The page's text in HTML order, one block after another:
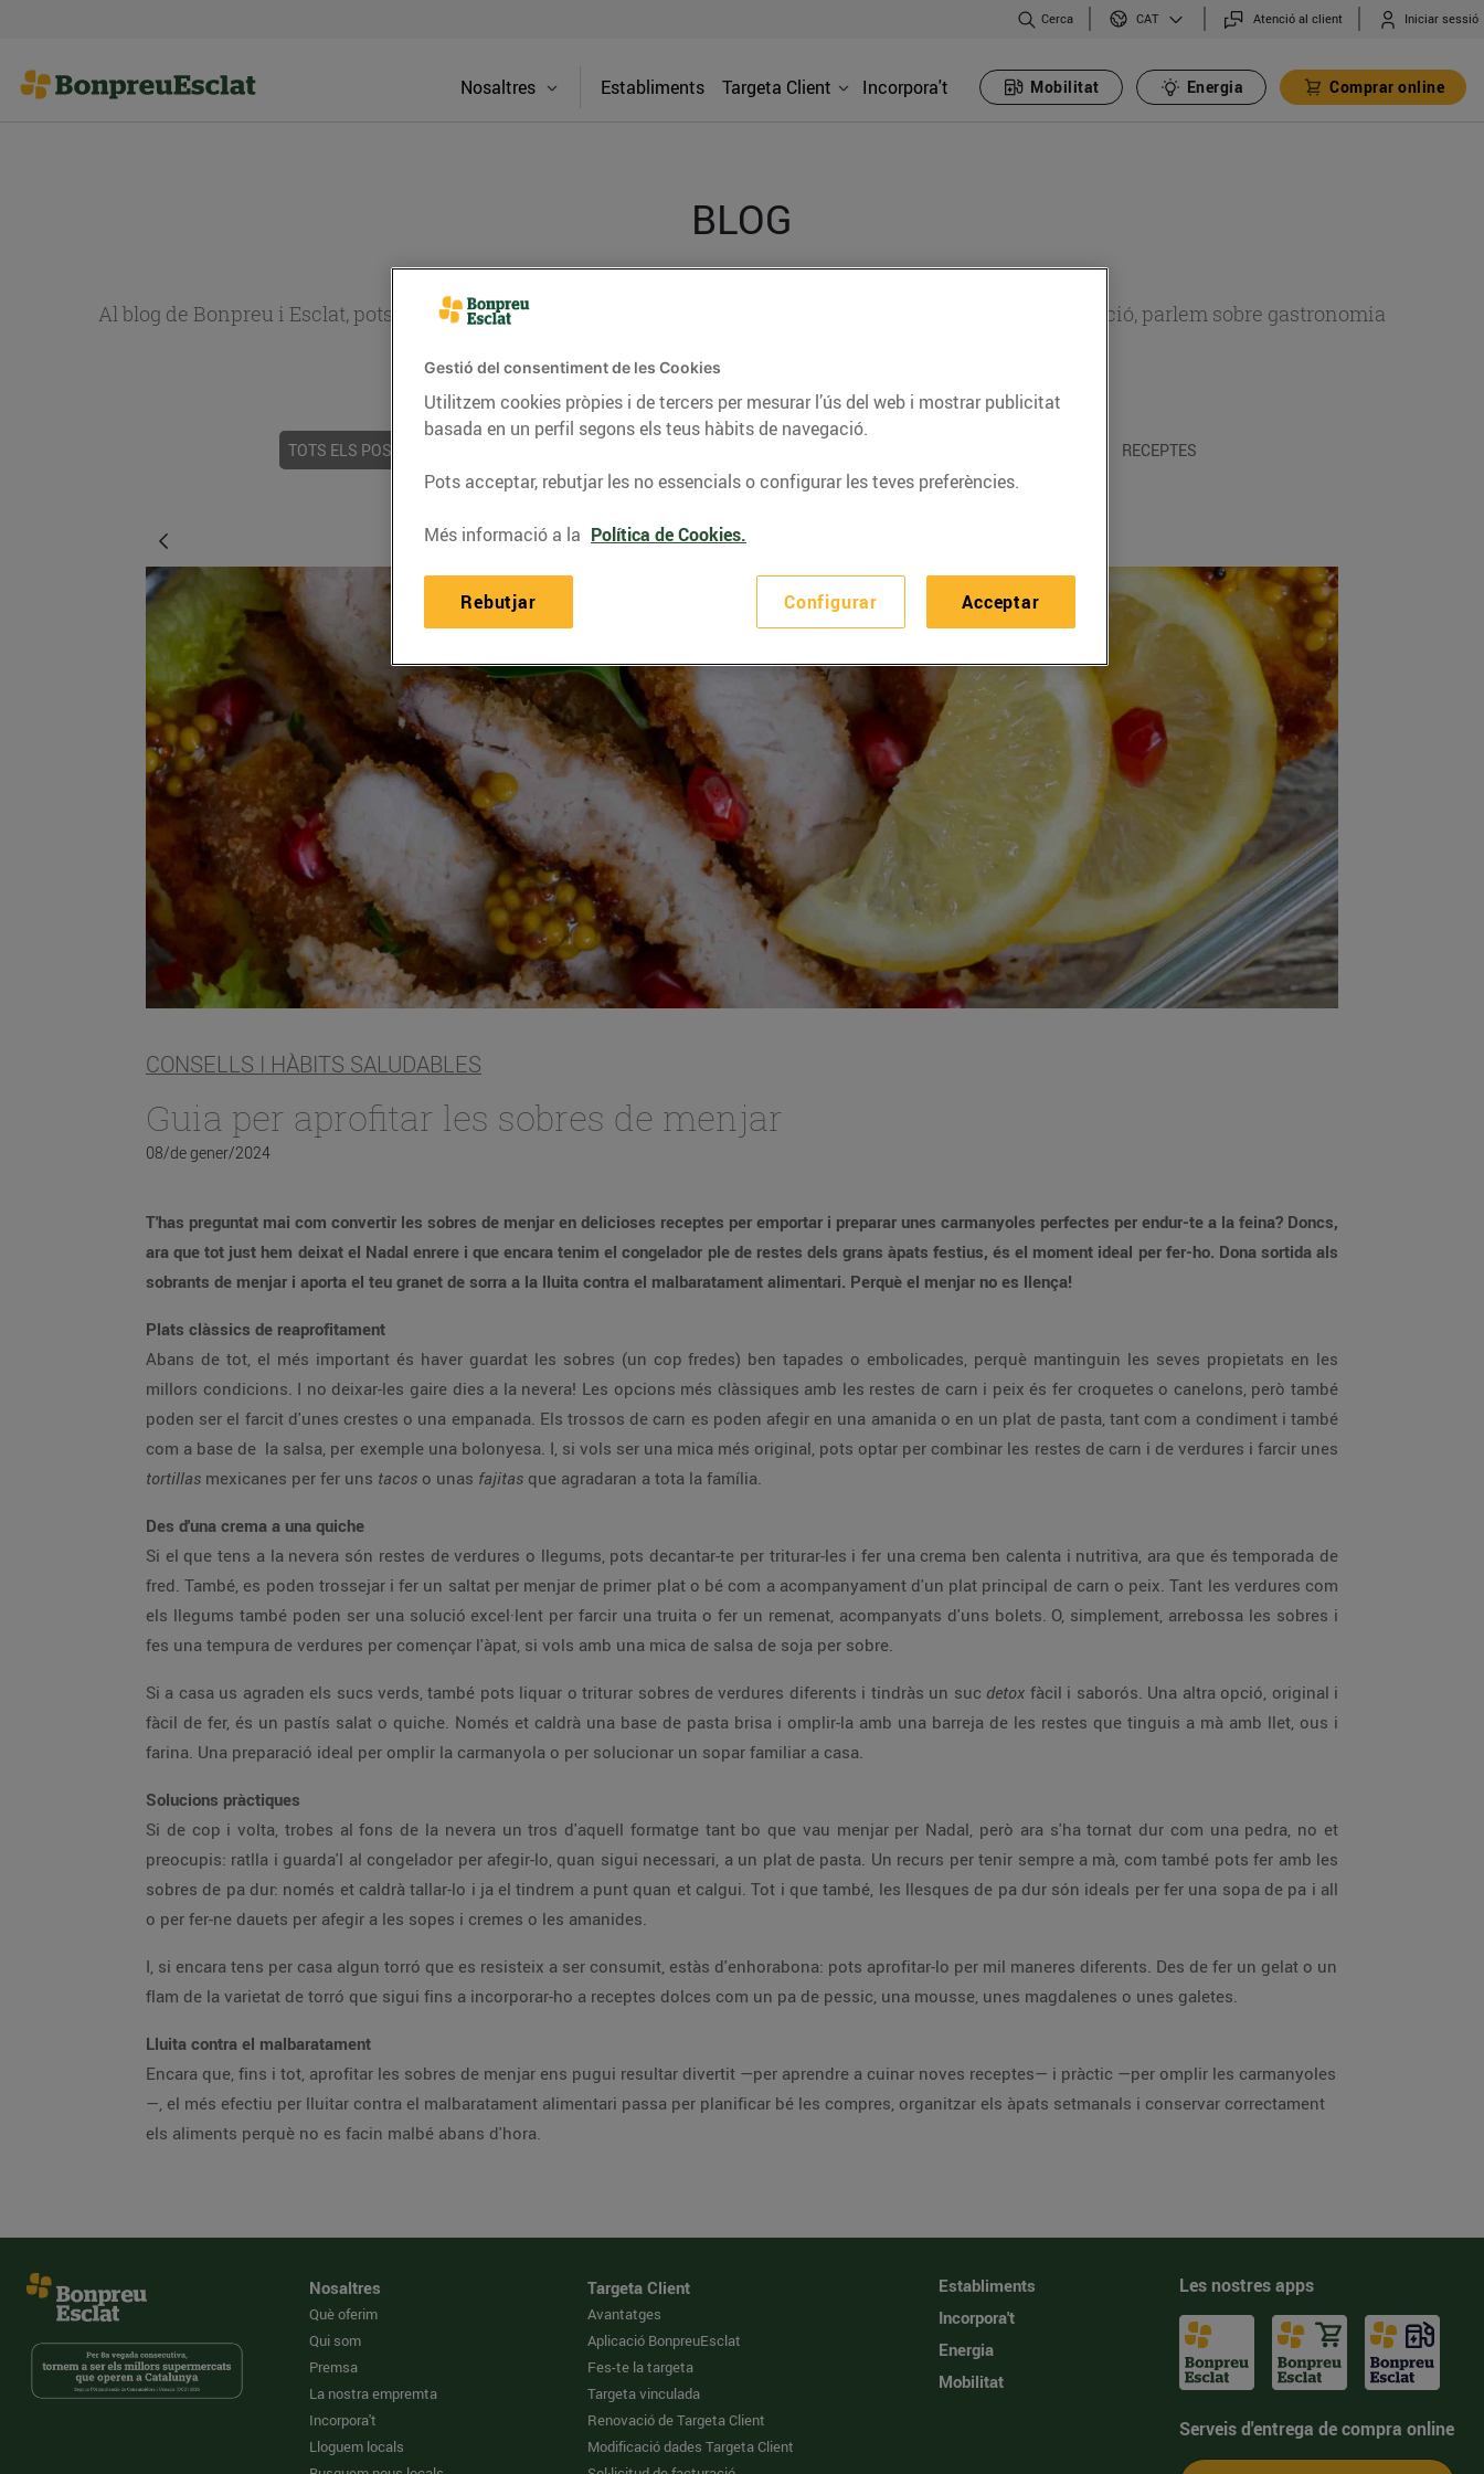
Cerca CAT Atenció al client Iniciar sessió
Nosaltres Establiments Targeta Client Incorpora't Mobilitat Energia Comprar online
BLOG
Al blog de Bonpreu i Esclat, pots trobar receptes, consells nutricionals, informació d’actualitat sobre alimentació, parlem sobre gastronomia
del nostre territori i molts altres temes.
TOTS ELS POSTS RECEPTES
CONSELLS I HÀBITS SALUDABLES
Guia per aprofitar les sobres de menjar
08/de gener/2024
T'has preguntat mai com convertir les sobres de menjar en delicioses receptes per emportar i preparar unes carmanyoles perfectes per endur-te a la feina? Doncs,
ara que tot just hem deixat el Nadal enrere i que encara tenim el congelador ple de restes dels grans àpats festius, és el moment ideal per fer-ho. Dona sortida als
sobrants de menjar i aporta el teu granet de sorra a la lluita contra el malbaratament alimentari. Perquè el menjar no es llença!
Plats clàssics de reaprofitament
Abans de tot, el més important és haver guardat les sobres (un cop fredes) ben tapades o embolicades, perquè mantinguin les seves propietats en les
millors condicions. I no deixar-les gaire dies a la nevera! Les opcions més clàssiques amb les restes de carn i peix és fer croquetes o canelons, però també
poden ser el farcit d'unes crestes o una empanada. Els trossos de carn es poden afegir en una amanida o en un plat de pasta, tant com a condiment i també
com a base de la salsa, per exemple una bolonyesa. I, si vols ser una mica més original, pots optar per combinar les restes de carn i de verdures i farcir unes
tortillas mexicanes per fer uns tacos o unas fajitas que agradaran a tota la família.
Des d'una crema a una quiche
Si el que tens a la nevera són restes de verdures o llegums, pots decantar-te per triturar-les i fer una crema ben calenta i nutritiva, ara que és temporada de
fred. També, es poden trossejar i fer un saltat per menjar de primer plat o bé com a acompanyament d'un plat principal de carn o peix. Tant les verdures com
els llegums també poden ser una solució excel·lent per farcir una truita o fer un remenat, acompanyats d'uns bolets. O, simplement, arrebossa les sobres i
fes una tempura de verdures per començar l'àpat, si vols amb una mica de salsa de soja per sobre.
Si a casa us agraden els sucs verds, també pots liquar o triturar sobres de verdures diferents i tindràs un suc detox fàcil i saborós. Una altra opció, original i
fàcil de fer, és un pastís salat o quiche. Només et caldrà una base de pasta brisa i omplir-la amb una barreja de les restes que tinguis a mà amb llet, ous i
farina. Una preparació ideal per omplir la carmanyola o per solucionar un sopar familiar a casa.
Solucions pràctiques
Si de cop i volta, trobes al fons de la nevera un tros d'aquell formatge tant bo que vau menjar per Nadal, però ara s'ha tornat dur com una pedra, no et
preocupis: ratlla i guarda'l al congelador per afegir-lo, quan sigui necessari, a un plat de pasta. Un recurs per tenir sempre a mà, com també pots fer amb les
sobres de pa dur: només et caldrà tallar-lo i ja el tindrem a punt quan et calgui. Tot i que també, les llesques de pa dur són ideals per fer una sopa de pa i all
o per fer-ne dauets per afegir a les sopes i cremes o les amanides.
I, si encara tens per casa algun torró que es resisteix a ser consumit, estàs d'enhorabona: pots aprofitar-lo per mil maneres diferents. Des de fer un gelat o un
flam de la varietat de torró que sigui fins a incorporar-ho a receptes dolces com un pa de pessic, una mousse, unes magdalenes o unes galetes.
Lluita contra el malbaratament
Encara que, fins i tot, aprofitar les sobres de menjar ens pugui resultar divertit —per aprendre a cuinar noves receptes— i pràctic —per omplir les carmanyoles
—, el més efectiu per lluitar contra el malbaratament alimentari passa per planificar bé les compres, organitzar els àpats setmanals i conservar correctament
els aliments perquè no es facin malbé abans d'hora.
Nosaltres
Què oferim
Qui som
Premsa
La nostra empremta
Incorpora't
Lloguem locals
Targeta Client
Avantatges
Aplicació BonpreuEsclat
Fes-te la targeta
Targeta vinculada
Renovació de Targeta Client
Modificació dades Targeta Client
Establiments
Incorpora't
Energia
Mobilitat
Les nostres apps
Serveis d'entrega de compra online
Gestió del consentiment de les Cookies
Utilitzem cookies pròpies i de tercers per mesurar l’ús del web i mostrar publicitat
basada en un perfil segons els teus hàbits de navegació.
Pots acceptar, rebutjar les no essencials o configurar les teves preferències.
Més informació a la Política de Cookies.
Configurar
Rebutjar Acceptar